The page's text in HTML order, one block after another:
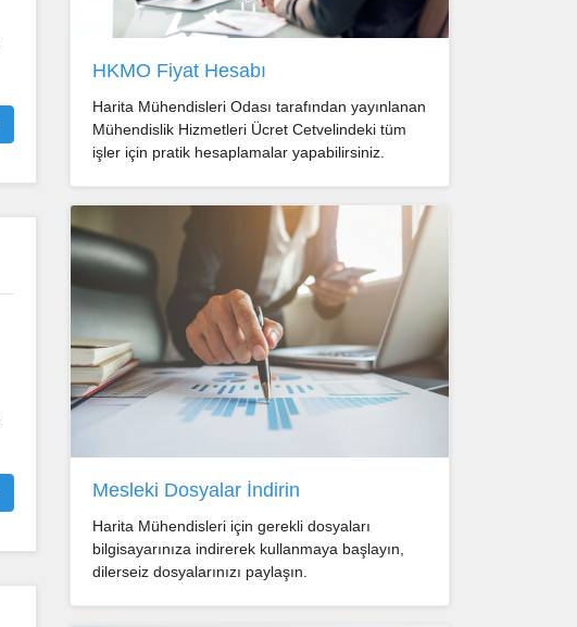
HKMO Fiyat Hesabı
Harita Mühendisleri Odası tarafından yayınlanan
Mühendislik Hizmetleri Ücret Cetvelindeki tüm
işler için pratik hesaplamalar yapabilirsiniz.
Mesleki Dosyalar İndirin
Harita Mühendisleri için gerekli dosyaları
bilgisayarınıza indirerek kullanmaya başlayın,
dilerseiz dosyalarınızı paylaşın.